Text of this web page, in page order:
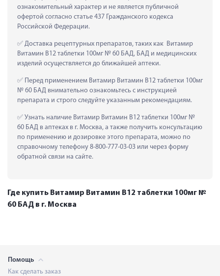
ознакомительный характер и не является публичной
офертой согласно статье 437 Гражданского кодекса
Российской Федерации.
Доставка рецептурных препаратов, таких как  Витамир
Витамин В12 таблетки 100мг № 60 БАД, БАД и медицинских
изделий осуществляется до ближайшей аптеки.
Перед применением Витамир Витамин В12 таблетки 100мг
№ 60 БАД внимательно ознакомьтесь с инструкцией
препарата и строго следуйте указанным рекомендациям.
Узнать наличие Витамир Витамин В12 таблетки 100мг №
60 БАД в аптеках в г. Москва, а также получить консультацию
по применению и дозировке этого препарата, можно по
справочному телефону 8-800-777-03-03 или через форму
обратной связи на сайте.
Где купить Витамир Витамин В12 таблетки 100мг №
60 БАД в г. Москва
Помощь
Как сделать заказ